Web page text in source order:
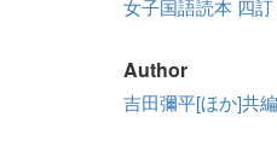
女子国語読本 四
Author
吉田彌平[ほか]共